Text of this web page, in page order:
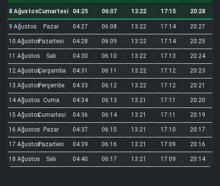
8 AğustosCumartesi 04:25 06:07 13:22 17:15 20:28
9 Ağustos Pazar 04:27 06:08 13:22 17:14 20:27
10 AğustosPazartesi 04:28 06:09 13:22 17:14 20:25
11 Ağustos Salı 04:30 06:10 13:22 17:13 20:24
12 AğustosÇarşamba 04:31 06:11 13:22 17:12 20:23
13 AğustosPerşembe 04:33 06:12 13:22 17:12 20:21
14 Ağustos Cuma 04:34 06:13 13:21 17:11 20:20
15 AğustosCumartesi 04:36 06:14 13:21 17:11 20:19
16 Ağustos Pazar 04:37 06:15 13:21 17:10 20:17
17 AğustosPazartesi 04:39 06:16 13:21 17:09 20:16
18 Ağustos Salı 04:40 06:17 13:21 17:09 20:14